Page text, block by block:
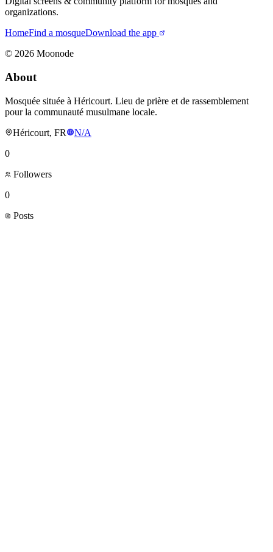
organizations.
HomeFind a mosqueDownload the app
© 2026 Moonode
About
Mosquée située à Héricourt. Lieu de prière et de rassemblement
pour la communauté musulmane locale.
Héricourt, FR
N/A
0
Followers
0
Posts